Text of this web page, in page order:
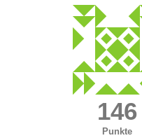
146
Punkte